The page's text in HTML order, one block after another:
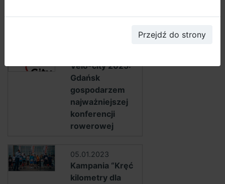
więcej niż rok
Velo-city 2025:
Gdańsk
gospodarzem
najważniejszej
konferencji
rowerowej
05.01.2023
Kampania “Kręć
kilometry dla
Przejdź do strony